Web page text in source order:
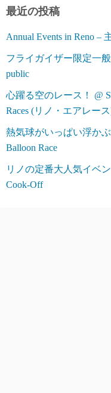
ー
最近の投稿
Annual Events in Reno –
フライガイザー限定一般
public
心躍る空のレース！ @
Races (リノ・エアレー
熱気球がいっぱい浮か
Balloon Race
リノの定番大人気イベ
Cook-Off